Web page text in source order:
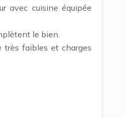
avec cuisine équipée
le bien.
très faibles et charges